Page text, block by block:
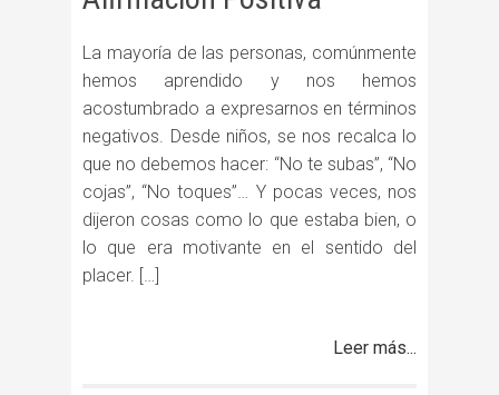
La mayoría de las personas, comúnmente
hemos aprendido y nos hemos
acostumbrado a expresarnos en términos
negativos. Desde niños, se nos recalca lo
que no debemos hacer: “No te subas”, “No
cojas”, “No toques”… Y pocas veces, nos
dijeron cosas como lo que estaba bien, o
lo que era motivante en el sentido del
placer. […]
Leer más...